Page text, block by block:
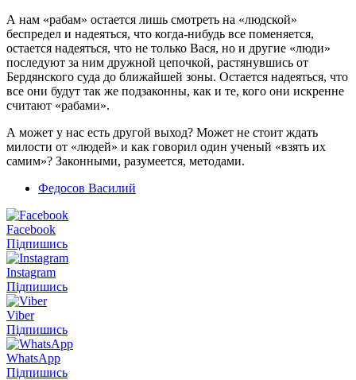
А нам «рабам» остается лишь смотреть на «людской»
беспредел и надеяться, что когда-нибудь все поменяется,
остается надеяться, что не только Вася, но и другие «люди»
последуют за ним дружной цепочкой, растянувшись от
Бердянского суда до ближайшей зоны. Остается надеяться, что
все они будут так же подзаконны, как и те, кого они искренне
считают «рабами».
А может у нас есть другой выход? Может не стоит ждать
милости от «людей» и как говорил один ученый «взять их
самим»? Законными, разумеется, методами.
Федосов Василий
Facebook
Підпишись
Instagram
Підпишись
Viber
Підпишись
WhatsApp
Підпишись